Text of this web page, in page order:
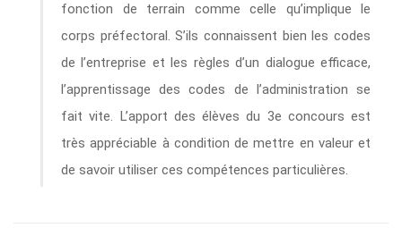
fonction de terrain comme celle qu’implique le
corps préfectoral. S’ils connaissent bien les codes
de l’entreprise et les règles d’un dialogue efficace,
l’apprentissage des codes de l’administration se
fait vite. L’apport des élèves du 3e concours est
très appréciable à condition de mettre en valeur et
de savoir utiliser ces compétences particulières.